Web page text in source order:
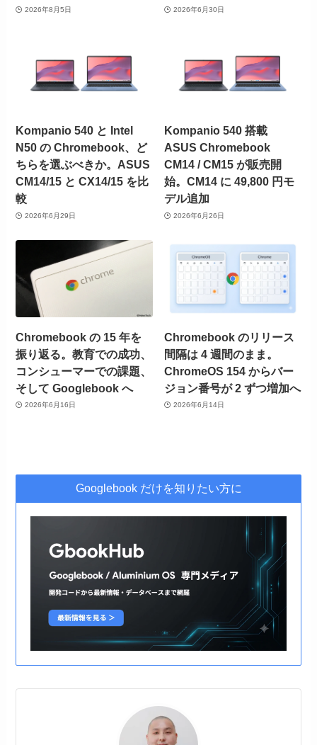
2026年8月5日 2026年6月30日
Kompanio 540 と Intel
N50 の Chromebook、ど
ちらを選ぶべきか。ASUS
CM14/15 と CX14/15 を比
較
2026年6月29日
Kompanio 540 搭載
ASUS Chromebook
CM14 / CM15 が販売開
始。CM14 に 49,800 円モ
デル追加
2026年6月26日
Chromebook の 15 年を
振り返る。教育での成功、
コンシューマーでの課題、
そして Googlebook へ
2026年6月16日
Chromebook のリリース
間隔は 4 週間のまま。
ChromeOS 154 からバー
ジョン番号が 2 ずつ増加へ
2026年6月14日
Googlebook だけを知りたい方に